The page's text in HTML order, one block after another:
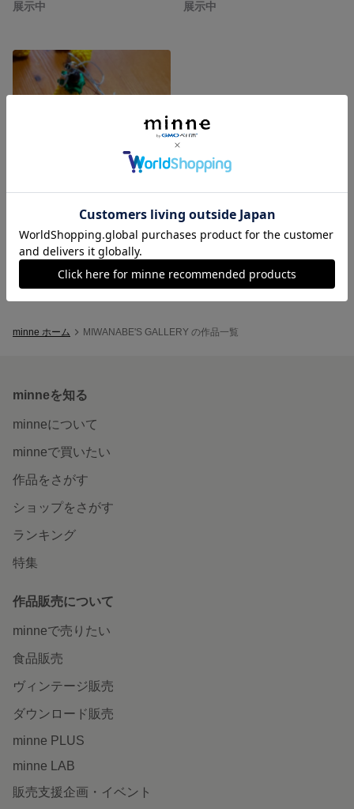
展示中 展示中
パイナップルストラップ🍍
展示中
minne ホーム MIWANABE'S GALLERY の作品一覧
minneを知る
minneについて
minneで買いたい
作品をさがす
ショップをさがす
ランキング
特集
作品販売について
minneで売りたい
食品販売
ヴィンテージ販売
ダウンロード販売
minne PLUS
minne LAB
販売支援企画・イベント